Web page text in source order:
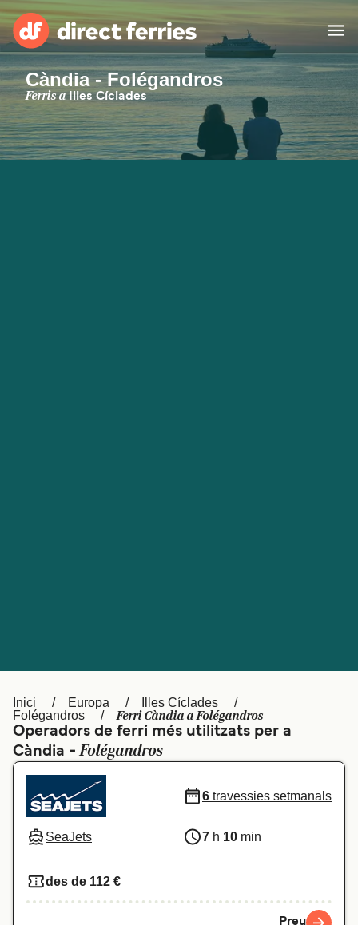
Països
Bitllets de Ferry
Ελλάδα Belgique (FR)
Polska Deutschland
Schweiz (DE) Norge
المغرب Maroc (FR)
Càndia - Folégandros
Ferris aIlles Cíclades
Inici Europa
Illes Cíclades
Folégandros
Ferri Càndia a Folégandros
Operadors de ferri més utilitzats per a
Càndia -Folégandros
SeaJets
6 travessies setmanals
7 h 10 min
des de 112 €
Preu